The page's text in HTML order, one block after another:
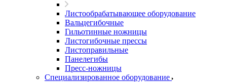
Листообрабатывающее оборудование
Вальцегибочные
Гильотинные ножницы
Листогибочные прессы
Листоправильные
Панелегибы
Пресс-ножницы
Специализированное оборудование